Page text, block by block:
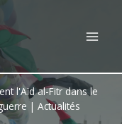
l'Aïd al-Fitr dans le
| Actualités